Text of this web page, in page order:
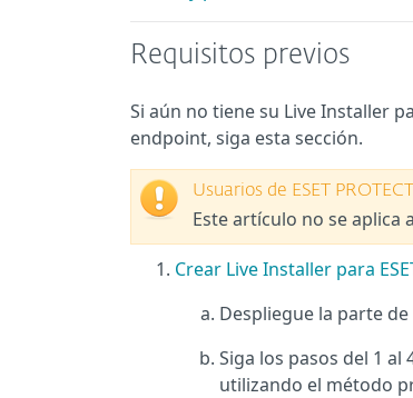
Requisitos previos
Si aún no tiene su Live Installer
endpoint, siga esta sección.
Usuarios de ESET
Este artículo no se aplica
Crear Live Installer para
Despliegue la parte de
Siga los pasos del 1
utilizando el método